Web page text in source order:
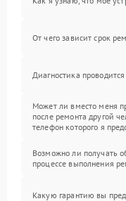
От чего зависит срок
Диагностика
Может ли вместо меня
после ремонта другой
телефон которого я
Возможно ли получать
процессе выполнения
Какую гарантию вы